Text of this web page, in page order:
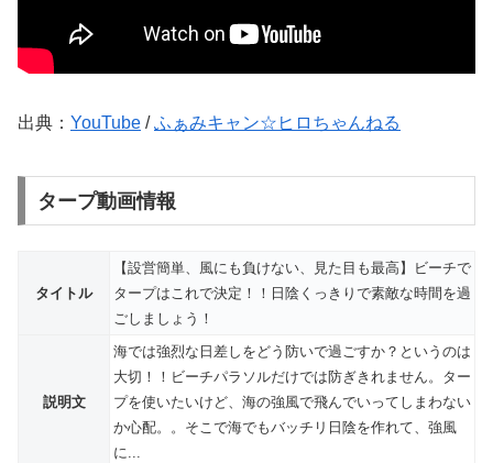
出典： YouTube /ふぁみキャン☆ヒロちゃんねる
タープ動画情報
タイトル
【設営簡単、風にも負けない、見た目も最高】ビーチで
タープはこれで決定！！日陰くっきりで素敵な時間を過
ごしましょう！
説明文
海では強烈な日差しをどう防いで過ごすか？というのは
大切！！ビーチパラソルだけでは防ぎきれません。ター
プを使いたいけど、海の強風で飛んでいってしまわない
か心配。。そこで海でもバッチリ日陰を作れて、強風
に...